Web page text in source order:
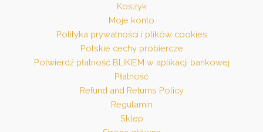
Koszyk
Moje konto
Polityka prywatności i plików cookies
Polskie cechy probiercze
Potwierdź płatność BLIKIEM w aplikacji bankowej
Płatność
Refund and Returns Policy
Regulamin
Sklep